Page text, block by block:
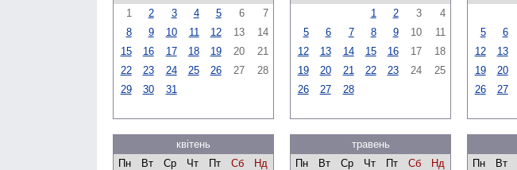
1
2 3 4 5 6
7
8
9 10 11 12 13
14
15
16 17 18 19 20
21
22
23 24 25 26 27
28
29
30 31
1
2 3
4
5
6 7 8 9 10
11
12
13 14 15 16 17
18
19
20 21 22 23 24
25
26
27 28
5
6
12
13
19
20
26
27
квітень
Пн
Вт Ср Чт Пт Сб
Нд
травень
Пн
Вт Ср Чт Пт Сб
Нд
Пн
Вт